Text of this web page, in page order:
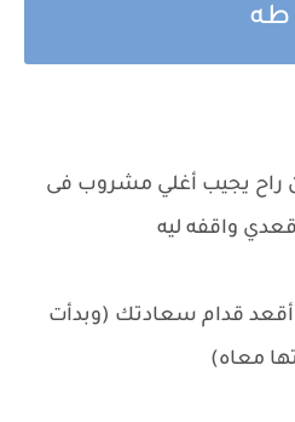
طه
راح يجيب أغلي مشروب فى
واقفه ليه
أقعد قدام سعادتك (وبدأت
معاه)